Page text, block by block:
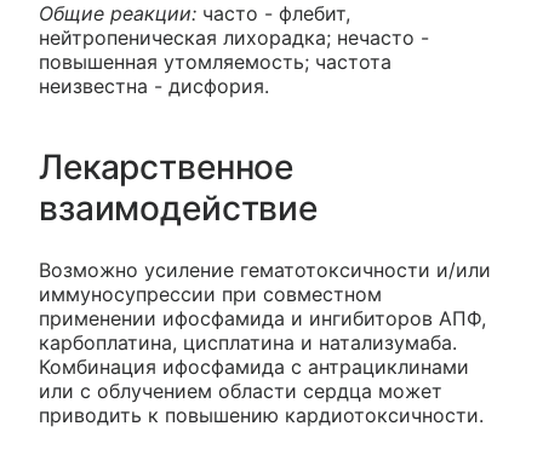
Общие реакции: часто - флебит,
нейтропеническая лихорадка; нечасто -
повышенная утомляемость; частота
неизвестна - дисфория.
Лекарственное
взаимодействие
Возможно усиление гематотоксичности и/или
иммуносупрессии при совместном
применении ифосфамида и ингибиторов АПФ,
карбоплатина, цисплатина и натализумаба.
Комбинация ифосфамида с антрациклинами
или с облучением области сердца может
приводить к повышению кардиотоксичности.